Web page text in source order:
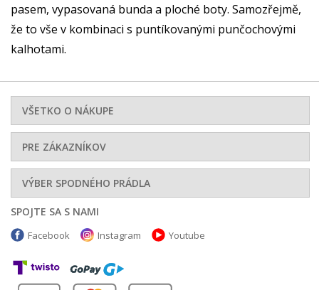
pasem, vypasovaná bunda a ploché boty. Samozřejmě,
že to vše v kombinaci s puntíkovanými punčochovými
kalhotami.
VŠETKO O NÁKUPE
PRE ZÁKAZNÍKOV
VÝBER SPODNÉHO PRÁDLA
SPOJTE SA S NAMI
Facebook Instagram Youtube